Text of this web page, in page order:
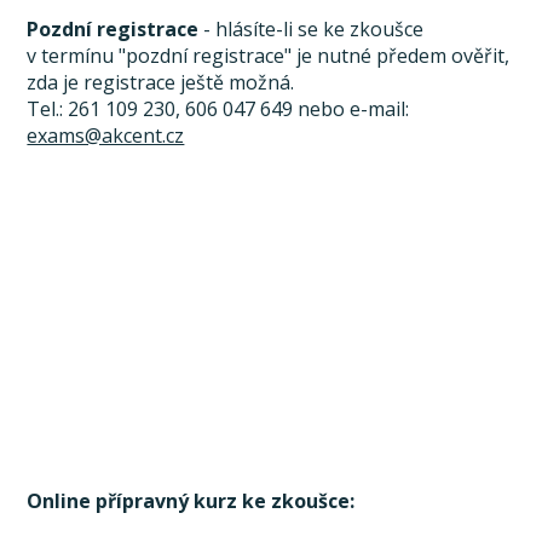
Pozdní registrace - hlásíte-li se ke zkoušce
v termínu "pozdní registrace" je nutné předem ověřit,
zda je registrace ještě možná.
Tel.: 261 109 230, 606 047 649 nebo e-mail:
exams@akcent.cz
Online přípravný kurz ke zkoušce: